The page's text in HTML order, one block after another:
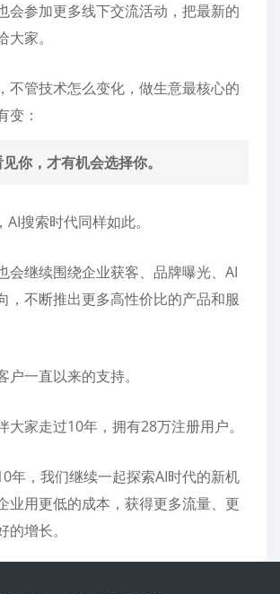
会参加更多线下交流活动，把最新的
家。
不管技术怎么变化，做生意最核心的
变：
你，才有机会选择你。
AI搜索时代同样如此。
会继续围绕企业获客、品牌曝光、AI
，不断推出更多高性价比的产品和服
户一直以来的支持。
大家走过10年，拥有28万注册用户。
年，我们继续一起探索AI时代的新机
业用更低的成本，获得更多流量、更
增长。